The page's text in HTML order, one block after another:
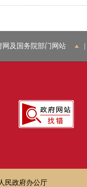
网及国务院部门网站
民政府办公厅